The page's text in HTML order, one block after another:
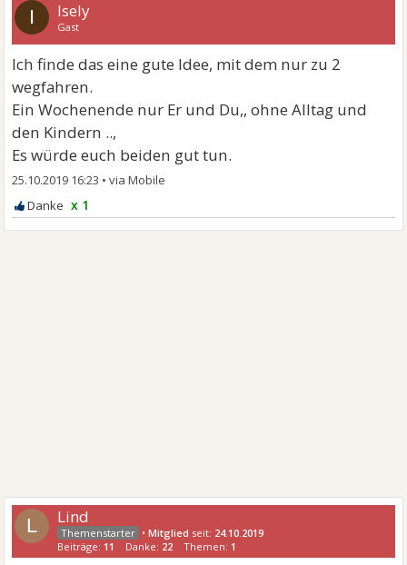
I Isely
Gast
Ich finde das eine gute Idee, mit dem nur zu 2
wegfahren.
Ein Wochenende nur Er und Du,, ohne Alltag und
den Kindern ..,
Es würde euch beiden gut tun.
25.10.2019 16:23 •
x 1
L Lind
•Mitglied seit: 24.10.2019
Beiträge: 11 Danke: 22 Themen: 1